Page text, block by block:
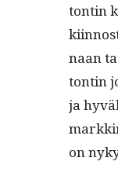
ton­tin
naan
ton­tin
ja
on